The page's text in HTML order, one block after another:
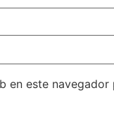
en este